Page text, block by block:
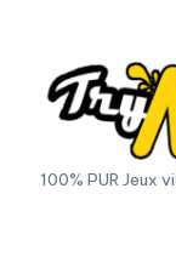
content
T
100% PUR Jeux